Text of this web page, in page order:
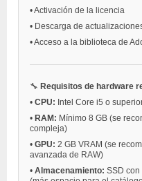
•Activación de la licencia
• Descarga de
•Acceso a la biblioteca de
🔧 Requisitos de hardware
• CPU: Intel Core i5 o
• RAM: Mínimo 8 GB (se
compleja)
• GPU: 2 GB VRAM (se
avanzada de RAW)
• Almacenamiento: SSD con